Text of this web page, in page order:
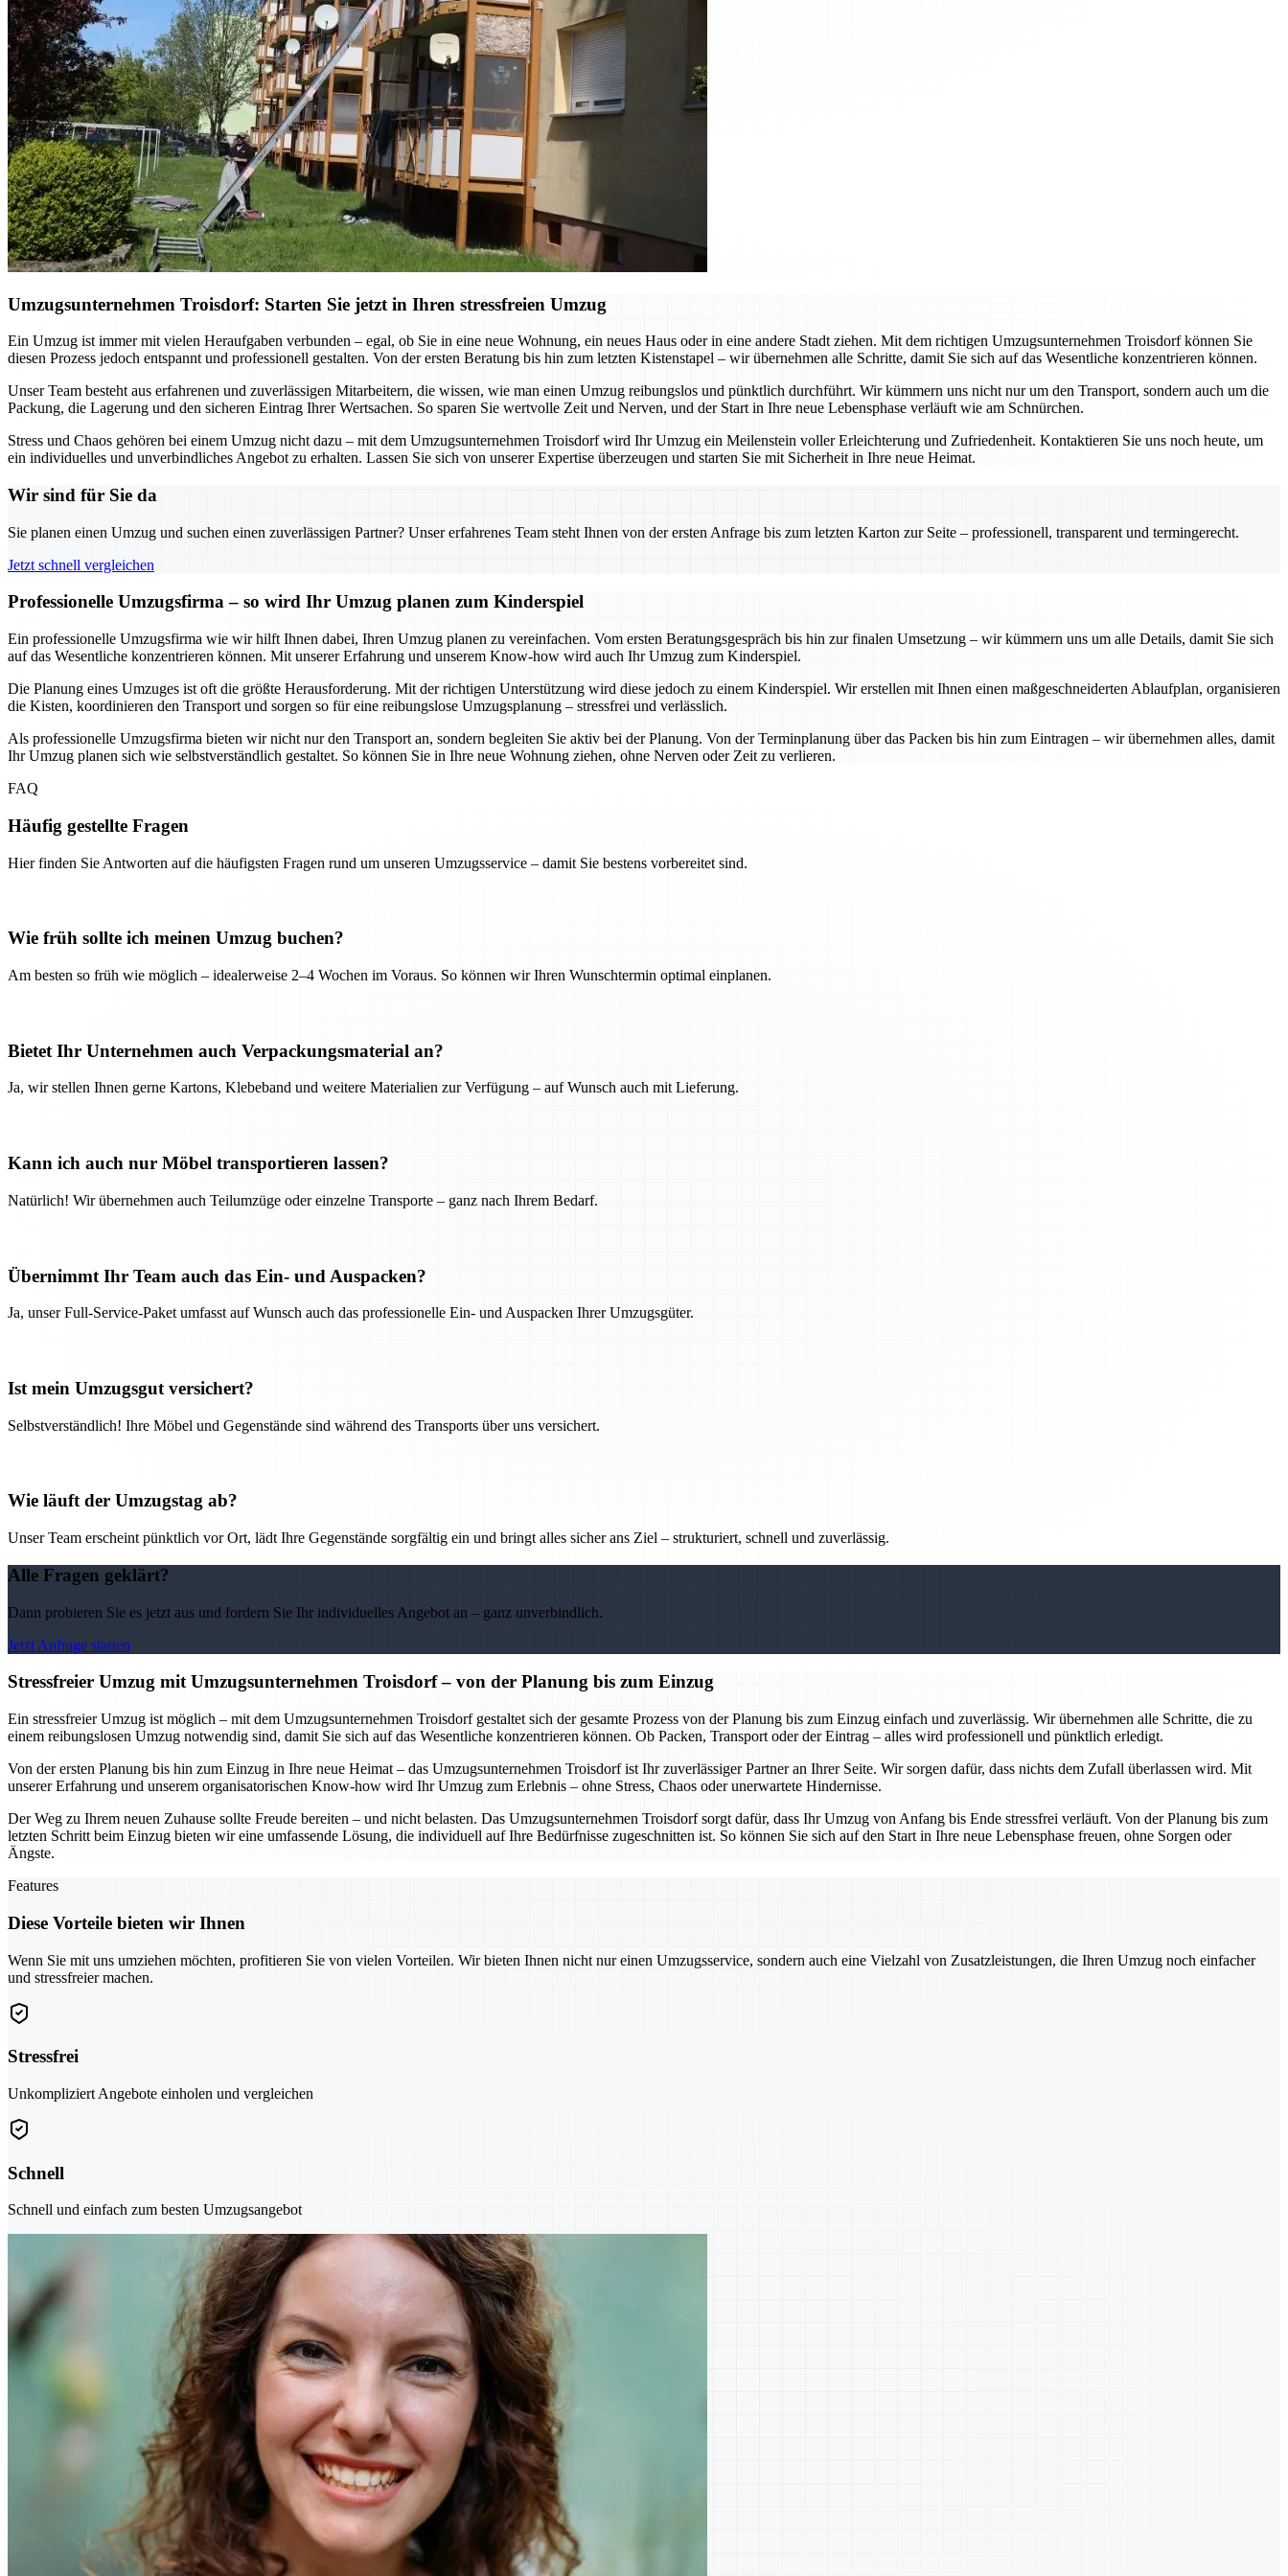
Umzugsunternehmen Troisdorf: Starten Sie jetzt in Ihren stressfreien Umzug
Ein Umzug ist immer mit vielen Heraufgaben verbunden – egal, ob Sie in eine neue Wohnung, ein neues Haus oder in eine andere Stadt ziehen. Mit dem richtigen Umzugsunternehmen Troisdorf können Sie
diesen Prozess jedoch entspannt und professionell gestalten. Von der ersten Beratung bis hin zum letzten Kistenstapel – wir übernehmen alle Schritte, damit Sie sich auf das Wesentliche konzentrieren können.
Unser Team besteht aus erfahrenen und zuverlässigen Mitarbeitern, die wissen, wie man einen Umzug reibungslos und pünktlich durchführt. Wir kümmern uns nicht nur um den Transport, sondern auch um die
Packung, die Lagerung und den sicheren Eintrag Ihrer Wertsachen. So sparen Sie wertvolle Zeit und Nerven, und der Start in Ihre neue Lebensphase verläuft wie am Schnürchen.
Stress und Chaos gehören bei einem Umzug nicht dazu – mit dem Umzugsunternehmen Troisdorf wird Ihr Umzug ein Meilenstein voller Erleichterung und Zufriedenheit. Kontaktieren Sie uns noch heute, um
ein individuelles und unverbindliches Angebot zu erhalten. Lassen Sie sich von unserer Expertise überzeugen und starten Sie mit Sicherheit in Ihre neue Heimat.
Wir sind für Sie da
Sie planen einen Umzug und suchen einen zuverlässigen Partner? Unser erfahrenes Team steht Ihnen von der ersten Anfrage bis zum letzten Karton zur Seite – professionell, transparent und termingerecht.
Jetzt schnell vergleichen
Professionelle Umzugsfirma – so wird Ihr Umzug planen zum Kinderspiel
Ein professionelle Umzugsfirma wie wir hilft Ihnen dabei, Ihren Umzug planen zu vereinfachen. Vom ersten Beratungsgespräch bis hin zur finalen Umsetzung – wir kümmern uns um alle Details, damit Sie sich
auf das Wesentliche konzentrieren können. Mit unserer Erfahrung und unserem Know-how wird auch Ihr Umzug zum Kinderspiel.
Die Planung eines Umzuges ist oft die größte Herausforderung. Mit der richtigen Unterstützung wird diese jedoch zu einem Kinderspiel. Wir erstellen mit Ihnen einen maßgeschneiderten Ablaufplan, organisieren
die Kisten, koordinieren den Transport und sorgen so für eine reibungslose Umzugsplanung – stressfrei und verlässlich.
Als professionelle Umzugsfirma bieten wir nicht nur den Transport an, sondern begleiten Sie aktiv bei der Planung. Von der Terminplanung über das Packen bis hin zum Eintragen – wir übernehmen alles, damit
Ihr Umzug planen sich wie selbstverständlich gestaltet. So können Sie in Ihre neue Wohnung ziehen, ohne Nerven oder Zeit zu verlieren.
FAQ
Häufig gestellte Fragen
Hier finden Sie Antworten auf die häufigsten Fragen rund um unseren Umzugsservice – damit Sie bestens vorbereitet sind.
Wie früh sollte ich meinen Umzug buchen?
Am besten so früh wie möglich – idealerweise 2–4 Wochen im Voraus. So können wir Ihren Wunschtermin optimal einplanen.
Bietet Ihr Unternehmen auch Verpackungsmaterial an?
Ja, wir stellen Ihnen gerne Kartons, Klebeband und weitere Materialien zur Verfügung – auf Wunsch auch mit Lieferung.
Kann ich auch nur Möbel transportieren lassen?
Natürlich! Wir übernehmen auch Teilumzüge oder einzelne Transporte – ganz nach Ihrem Bedarf.
Übernimmt Ihr Team auch das Ein- und Auspacken?
Ja, unser Full-Service-Paket umfasst auf Wunsch auch das professionelle Ein- und Auspacken Ihrer Umzugsgüter.
Ist mein Umzugsgut versichert?
Selbstverständlich! Ihre Möbel und Gegenstände sind während des Transports über uns versichert.
Wie läuft der Umzugstag ab?
Unser Team erscheint pünktlich vor Ort, lädt Ihre Gegenstände sorgfältig ein und bringt alles sicher ans Ziel – strukturiert, schnell und zuverlässig.
Alle Fragen geklärt?
Dann probieren Sie es jetzt aus und fordern Sie Ihr individuelles Angebot an – ganz unverbindlich.
Jetzt Anfrage starten
Stressfreier Umzug mit Umzugsunternehmen Troisdorf – von der Planung bis zum Einzug
Ein stressfreier Umzug ist möglich – mit dem Umzugsunternehmen Troisdorf gestaltet sich der gesamte Prozess von der Planung bis zum Einzug einfach und zuverlässig. Wir übernehmen alle Schritte, die zu
einem reibungslosen Umzug notwendig sind, damit Sie sich auf das Wesentliche konzentrieren können. Ob Packen, Transport oder der Eintrag – alles wird professionell und pünktlich erledigt.
Von der ersten Planung bis hin zum Einzug in Ihre neue Heimat – das Umzugsunternehmen Troisdorf ist Ihr zuverlässiger Partner an Ihrer Seite. Wir sorgen dafür, dass nichts dem Zufall überlassen wird. Mit
unserer Erfahrung und unserem organisatorischen Know-how wird Ihr Umzug zum Erlebnis – ohne Stress, Chaos oder unerwartete Hindernisse.
Der Weg zu Ihrem neuen Zuhause sollte Freude bereiten – und nicht belasten. Das Umzugsunternehmen Troisdorf sorgt dafür, dass Ihr Umzug von Anfang bis Ende stressfrei verläuft. Von der Planung bis zum
letzten Schritt beim Einzug bieten wir eine umfassende Lösung, die individuell auf Ihre Bedürfnisse zugeschnitten ist. So können Sie sich auf den Start in Ihre neue Lebensphase freuen, ohne Sorgen oder
Ängste.
Features
Diese Vorteile bieten wir Ihnen
Wenn Sie mit uns umziehen möchten, profitieren Sie von vielen Vorteilen. Wir bieten Ihnen nicht nur einen Umzugsservice, sondern auch eine Vielzahl von Zusatzleistungen, die Ihren Umzug noch einfacher
und stressfreier machen.
Stressfrei
Unkompliziert Angebote einholen und vergleichen
Schnell
Schnell und einfach zum besten Umzugsangebot